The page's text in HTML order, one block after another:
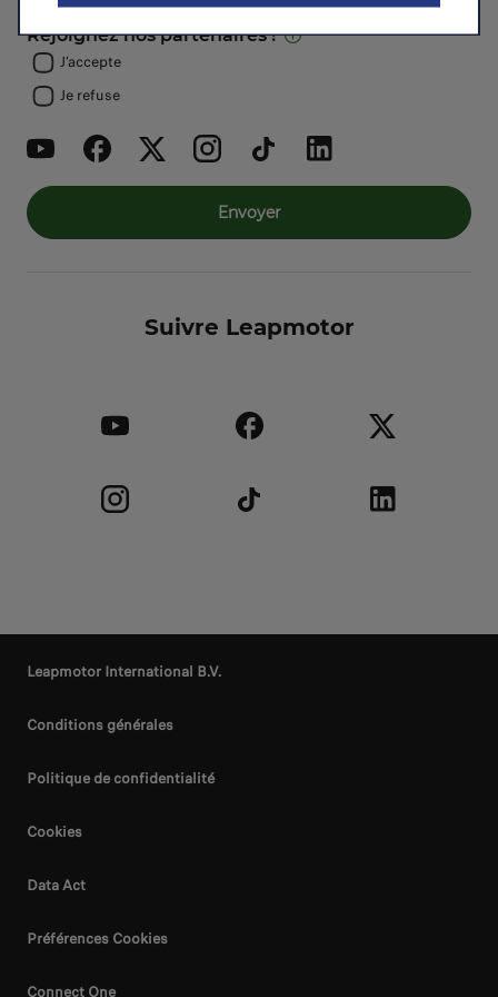
Rejoignez nos partenaires !
J'accepte
Je refuse
Envoyer
Suivre Leapmotor
Leapmotor International B.V.
Conditions générales
Politique de confidentialité
Cookies
Data Act
Préférences Cookies
Connect One